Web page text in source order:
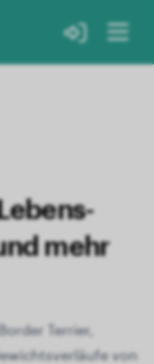
mehr
Terrier,
von